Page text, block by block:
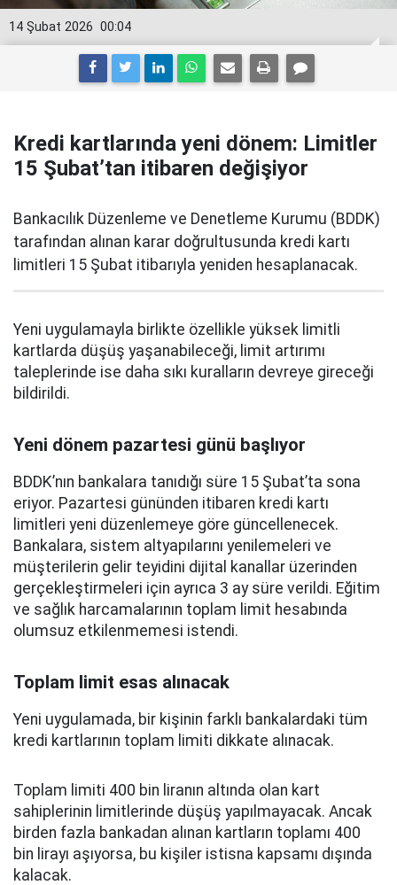
00:04
14 Şubat 2026
Kredi kartlarında yeni dönem: Limitler
15 Şubat’tan itibaren değişiyor
Bankacılık Düzenleme ve Denetleme Kurumu (BDDK)
tarafından alınan karar doğrultusunda kredi kartı
limitleri 15 Şubat itibarıyla yeniden hesaplanacak.
Yeni uygulamayla birlikte özellikle yüksek limitli
kartlarda düşüş yaşanabileceği, limit artırımı
taleplerinde ise daha sıkı kuralların devreye gireceği
bildirildi.
Yeni dönem pazartesi günü başlıyor
BDDK’nın bankalara tanıdığı süre 15 Şubat’ta sona
eriyor. Pazartesi gününden itibaren kredi kartı
limitleri yeni düzenlemeye göre güncellenecek.
Bankalara, sistem altyapılarını yenilemeleri ve
müşterilerin gelir teyidini dijital kanallar üzerinden
gerçekleştirmeleri için ayrıca 3 ay süre verildi. Eğitim
ve sağlık harcamalarının toplam limit hesabında
olumsuz etkilenmemesi istendi.
Toplam limit esas alınacak
Yeni uygulamada, bir kişinin farklı bankalardaki tüm
kredi kartlarının toplam limiti dikkate alınacak.
Toplam limiti 400 bin liranın altında olan kart
sahiplerinin limitlerinde düşüş yapılmayacak. Ancak
birden fazla bankadan alınan kartların toplamı 400
bin lirayı aşıyorsa, bu kişiler istisna kapsamı dışında
kalacak.